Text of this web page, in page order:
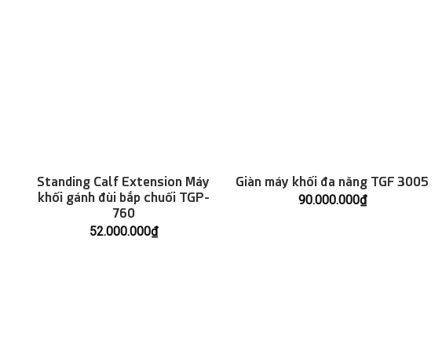
Standing Calf Extension Máy
khối gánh đùi bắp chuối TGP-
760
52.000.000₫
Giàn máy khối đa năng TGF 3005
90.000.000₫